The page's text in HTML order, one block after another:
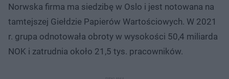
Norwska firma ma siedzibę w Oslo i jest notowana na
tamtejszej Giełdzie Papierów Wartościowych. W 2021
r. grupa odnotowała obroty w wysokości 50,4 miliarda
NOK i zatrudnia około 21,5 tys. pracowników.